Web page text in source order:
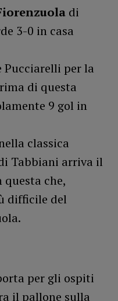
di
3-0 in casa
Pucciarelli per la
di questa
9 gol in
classica
Tabbiani arriva il
che,
difficile del
per gli ospiti
il pallone sulla